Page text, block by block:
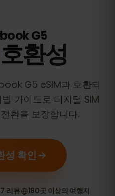
G5
환성
G5 eSIM과 호환되
가이드로 디지털 SIM
환을 보장합니다.
성 확인
리뷰 180곳 이상의 여행지